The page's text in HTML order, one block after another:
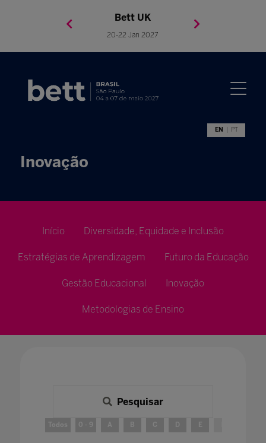
Bett UK
20-22 Jan 2027
Bett Brasil
05-08 Mai 2026
Bett Asia
23-24 Setembro 2026
Bett USA
8-10 November 2027
EN PT
Inovação
Início Diversidade, Equidade e Inclusão
Estratégias de Aprendizagem Futuro da Educação
Gestão Educacional Inovação
Metodologias de Ensino
Pesquisar
Todos 0 - 9 A B C E